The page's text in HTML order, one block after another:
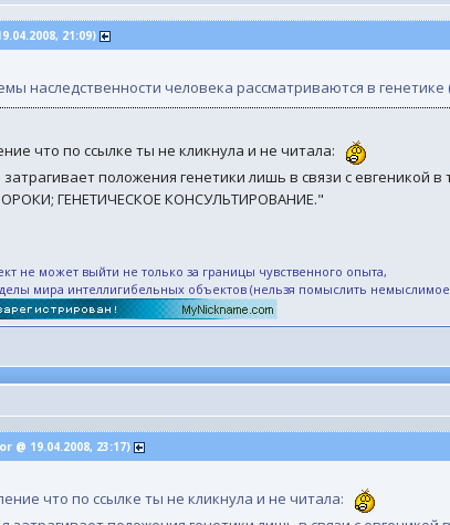
21:09)
наследственности человека рассматриваются в генетике
что по ссылке ты не кликнула и не читала:
затрагивает положения генетики лишь в связи с
ГЕНЕТИЧЕСКОЕ КОНСУЛЬТИРОВАНИЕ."
не может выйти не только за границы чувственного опыта,
мира интеллигибельных объектов (нельзя помыслить
@ 19.04.2008, 23:17)
что по ссылке ты не кликнула и не читала: